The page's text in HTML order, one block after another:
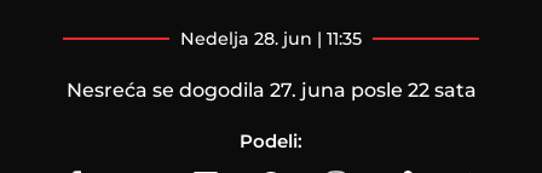
nedelja 28. jun | 11:35
Nesreća se dogodila 27. juna posle 22 sata
Podeli: